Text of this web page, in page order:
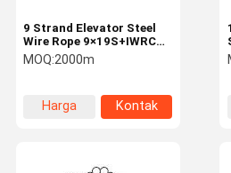
9 Strand Elevator Steel
Wire Rope 9×19S+IWRC
11mm Nominal Diameter
MOQ:2000m
Harga
Kontak